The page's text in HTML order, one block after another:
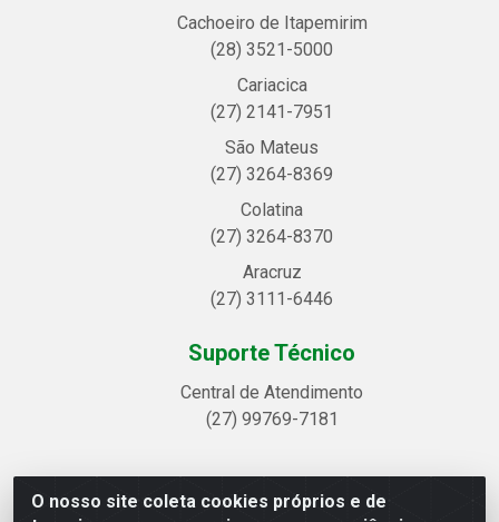
O nosso site coleta cookies próprios e de
Cachoeiro de Itapemirim
(28) 3521-5000
Cariacica
(27) 2141-7951
São Mateus
(27) 3264-8369
Colatina
(27) 3264-8370
Aracruz
(27) 3111-6446
Suporte Técnico
Central de Atendimento
(27) 99769-7181
Linhavix Distribuidora LTDA - Avenida Alegre, 2521 -